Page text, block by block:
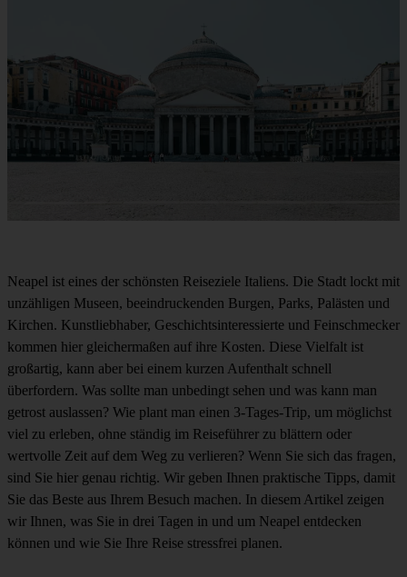
Neapel ist eines der schönsten Reiseziele Italiens. Die Stadt lockt mit
unzähligen Museen, beeindruckenden Burgen, Parks, Palästen und
Kirchen. Kunstliebhaber, Geschichtsinteressierte und Feinschmecker
kommen hier gleichermaßen auf ihre Kosten. Diese Vielfalt ist
großartig, kann aber bei einem kurzen Aufenthalt schnell
überfordern. Was sollte man unbedingt sehen und was kann man
getrost auslassen? Wie plant man einen 3-Tages-Trip, um möglichst
viel zu erleben, ohne ständig im Reiseführer zu blättern oder
wertvolle Zeit auf dem Weg zu verlieren? Wenn Sie sich das fragen,
sind Sie hier genau richtig. Wir geben Ihnen praktische Tipps, damit
Sie das Beste aus Ihrem Besuch machen. In diesem Artikel zeigen
wir Ihnen, was Sie in drei Tagen in und um Neapel entdecken
können und wie Sie Ihre Reise stressfrei planen.